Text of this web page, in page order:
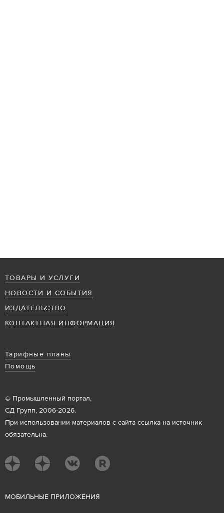
ТОВАРЫ И УСЛУГИ
НОВОСТИ И СОБЫТИЯ
ИЗДАТЕЛЬСТВО
КОНТАКТНАЯ ИНФОРМАЦИЯ
Тарифные планы
Помощь
© Промышленный портал,
СД Групп, 2006-2026.
При использовании материалов с сайта ссылка на источник
обязательна.
МОБИЛЬНЫЕ ПРИЛОЖЕНИЯ